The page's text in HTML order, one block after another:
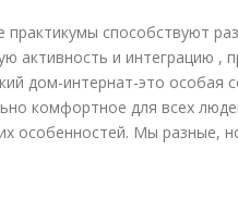
практикумы способствуют
активность и интеграцию ,
дом-интернат-это особая
комфортное для всех
особенностей. Мы разные,